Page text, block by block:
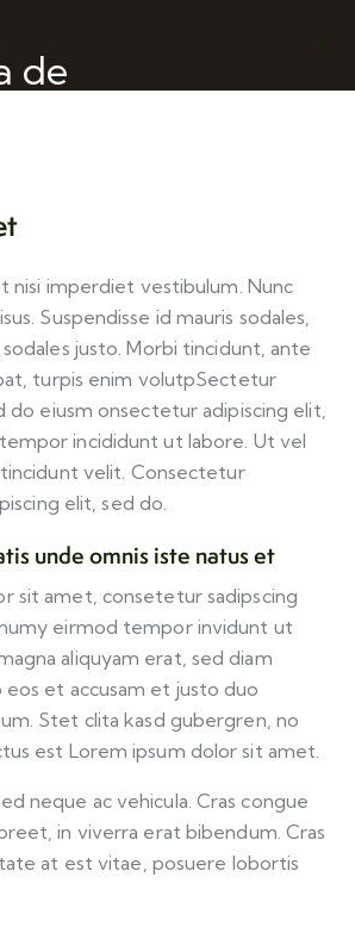
nisi imperdiet vestibulum. Nunc
Suspendisse id mauris sodales,
justo. Morbi tincidunt, ante
turpis enim volutpSectetur
do eiusm onsectetur adipiscing elit,
incididunt ut labore. Ut vel
velit. Consectetur
elit, sed do.
unde omnis iste natus et
sit amet, consetetur sadipscing
eirmod tempor invidunt ut
aliquyam erat, sed diam
et accusam et justo duo
Stet clita kasd gubergren, no
est Lorem ipsum dolor sit amet.
neque ac vehicula. Cras congue
in viverra erat bibendum. Cras
at est vitae, posuere lobortis